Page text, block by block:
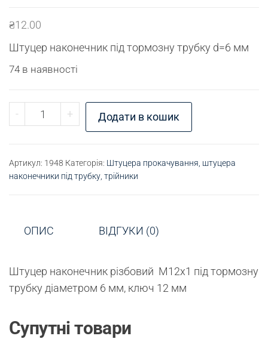
₴12.00
Штуцер наконечник під тормозну трубку d=6 мм
74 в наявності
- Штуцер наконечник М12х1 кількість
+ Додати в кошик
Артикул: 1948 Категорія: Штуцера прокачування, штуцера
наконечники під трубку, трійники
ОПИС ВІДГУКИ (0)
Штуцер наконечник різбовий М12х1 під тормозну
трубку діаметром 6 мм, ключ 12 мм
Супутні товари